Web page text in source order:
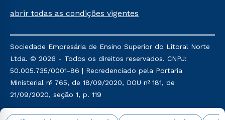
na prova on-line ou agendada, que ofertam bolsas
semestre de 2024, que ainda não tenham efetivado
e/ou não tenham cancelado ou trancado sua
matrícula em uma das Instituições da Cruzeiro do
Sul Educacional, no período de um ano. Tais
condições não se aplicam aos cursos de Medicina, e
outros programas governamentais, e não se
abrir todas as condições vigentes
Sociedade Empresária de Ensino Superior do Litoral Norte
Ltda. © 2026 - Todos os direitos reservados. CNPJ:
50.005.735/0001-86 | Recredenciado pela Portaria
Ministerial nº 765, de 18/09/2020, DOU nº 181, de
21/09/2020, seção 1, p. 119
Política de Privacidade Política de Cookies